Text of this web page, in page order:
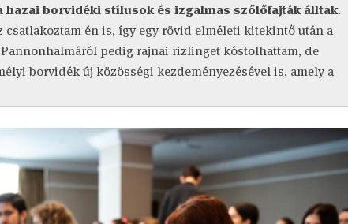
hazai borvidéki stílusok és izgalmas szőlőfajták álltak.
csatlakoztam én is, így egy rövid elméleti kitekintő után a
pedig rajnai rizlinget kóstolhattam, de
borvidék új közösségi kezdeményezésével is, amely a